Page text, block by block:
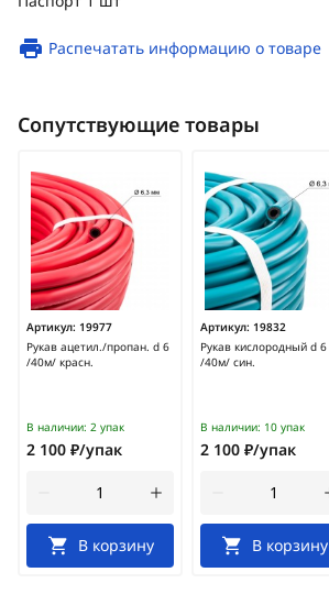
Распечатать информацию о товаре
Сопутствующие товары
Артикул: 19977
Рукав ацетил./пропан. d 6
/40м/ красн.
В наличии: 2 упак
2 100 ₽/упак
В корзину
Артикул: 19832
Рукав кислородный d 6
/40м/ син.
В наличии: 10 упак
2 100 ₽/упак
В корзину